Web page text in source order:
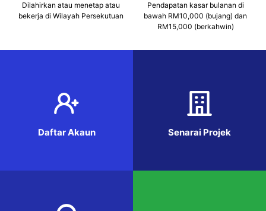
Dilahirkan atau menetap atau
bekerja di Wilayah Persekutuan
Pendapatan kasar bulanan di
bawah RM10,000 (bujang) dan
RM15,000 (berkahwin)
Daftar Akaun Senarai Projek